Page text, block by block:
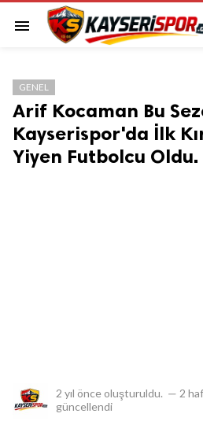
menu
GENEL
Arif Kocaman Bu
Kayserispor'da İlk
Yiyen Futbolcu Oldu.
2 yıl önce oluşturuldu. — 2
güncellendi